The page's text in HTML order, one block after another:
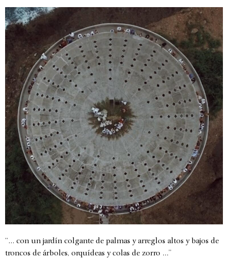
“… con un jardín colgante de palmas y arreglos altos y bajos de
troncos de árboles, orquídeas y colas de zorro …”